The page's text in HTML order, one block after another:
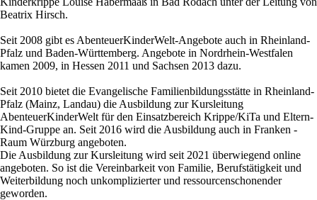
Beatrix Hirsch.
Seit 2008 gibt es AbenteuerKinderWelt-Angebote auch in Rheinland-
Pfalz und Baden-Württemberg. Angebote in Nordrhein-Westfalen
kamen 2009, in Hessen 2011 und Sachsen 2013 dazu.
Seit 2010 bietet die Evangelische Familienbildungsstätte in Rheinland-
Pfalz (Mainz, Landau) die Ausbildung zur Kursleitung
AbenteuerKinderWelt für den Einsatzbereich Krippe/KiTa und Eltern-
Kind-Gruppe an. Seit 2016 wird die Ausbildung auch in Franken -
Raum Würzburg angeboten.
Die Ausbildung zur Kursleitung wird seit 2021 überwiegend online
angeboten. So ist die Vereinbarkeit von Familie, Berufstätigkeit und
Weiterbildung noch unkomplizierter und ressourcenschonender
geworden.